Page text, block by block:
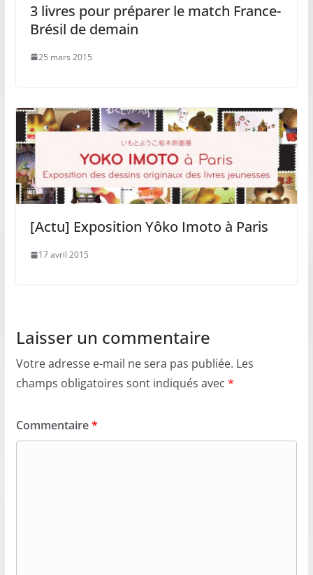
3 livres pour préparer le match France-
Brésil de demain
25 mars 2015
[Actu] Exposition Yôko Imoto à Paris
17 avril 2015
Laisser un commentaire
Votre adresse e-mail ne sera pas publiée. Les
champs obligatoires sont indiqués avec *
Commentaire*